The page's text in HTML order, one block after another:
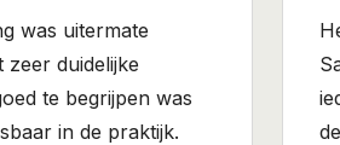
was uitermate
duidelijke
te begrijpen was
in de praktijk.